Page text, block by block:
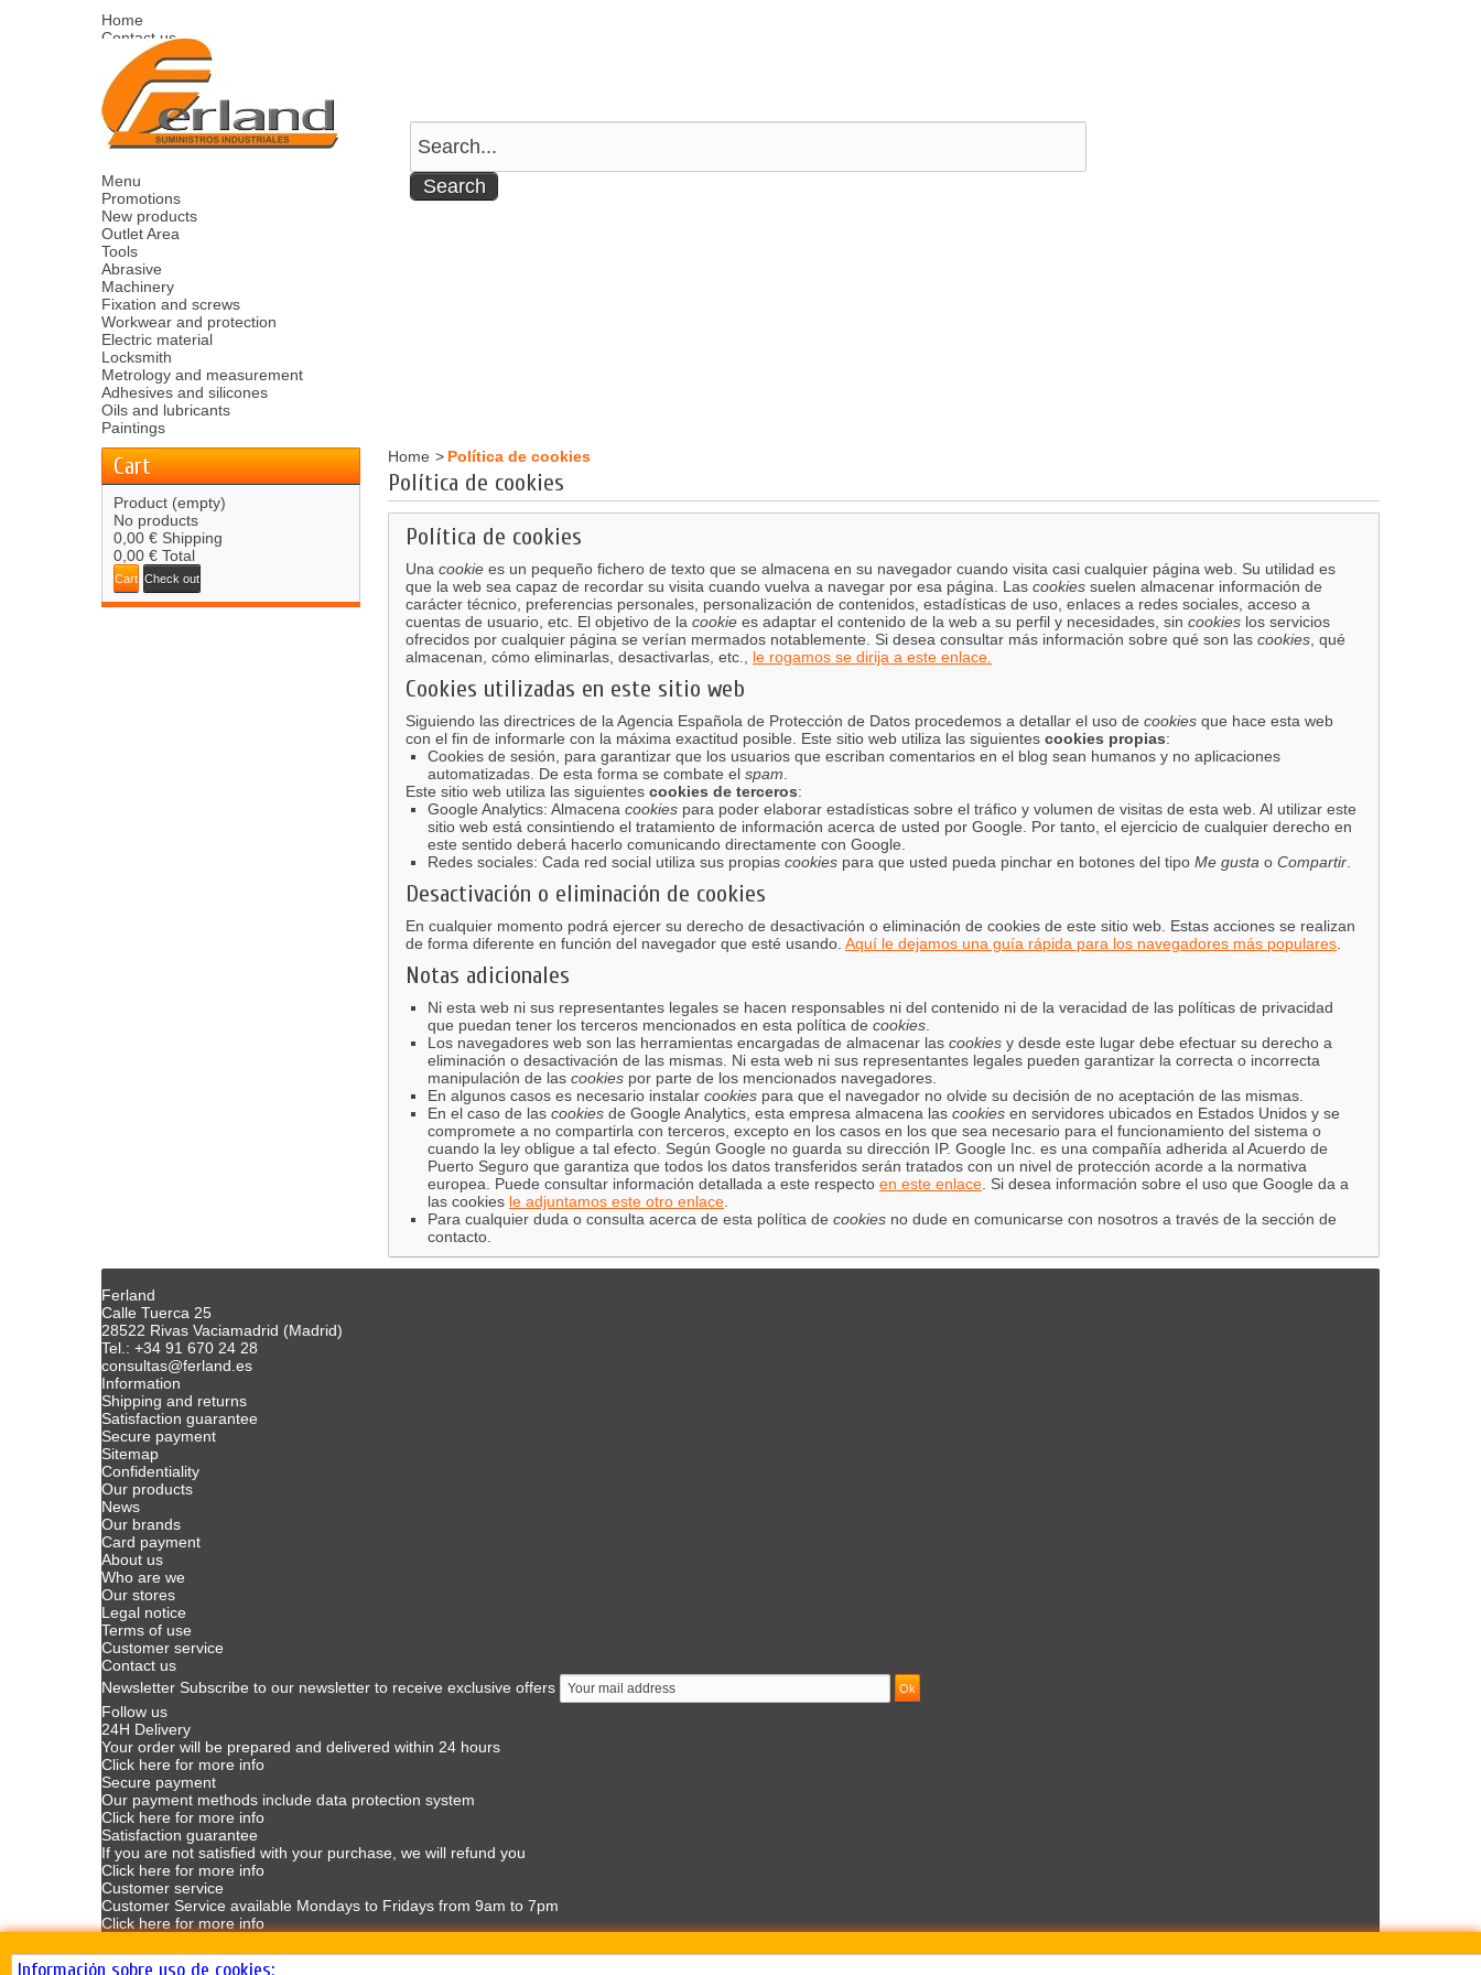
Home
Contact us
Sitemap
Español
Welcome Log in
Your cart 0product0.00 €
Menu
Promotions
New products
Outlet Area
Tools
Abrasive
Machinery
Fixation and screws
Workwear and protection
Electric material
Locksmith
Metrology and measurement
Adhesives and silicones
Oils and lubricants
Paintings
Cart
Product (empty)
No products
0,00 € Shipping
0,00 € Total
Cart Check out
Home > Política de cookies
Política de cookies
Política de cookies
Una cookie es un pequeño fichero de texto que se almacena en su navegador cuando visita casi cualquier página web. Su utilidad es
que la web sea capaz de recordar su visita cuando vuelva a navegar por esa página. Las cookies suelen almacenar información de
carácter técnico, preferencias personales, personalización de contenidos, estadísticas de uso, enlaces a redes sociales, acceso a
cuentas de usuario, etc. El objetivo de la cookie es adaptar el contenido de la web a su perfil y necesidades, sin cookies los servicios
ofrecidos por cualquier página se verían mermados notablemente. Si desea consultar más información sobre qué son las cookies , qué
almacenan, cómo eliminarlas, desactivarlas, etc., le rogamos se dirija a este enlace.
Cookies utilizadas en este sitio web
Siguiendo las directrices de la Agencia Española de Protección de Datos procedemos a detallar el uso de cookies que hace esta web
con el fin de informarle con la máxima exactitud posible. Este sitio web utiliza las siguientes cookies propias:
Cookies de sesión, para garantizar que los usuarios que escriban comentarios en el blog sean humanos y no aplicaciones
automatizadas. De esta forma se combate el spam
Este sitio web utiliza las siguientes cookies de terceros:
Google Analytics: Almacena cookies para poder elaborar estadísticas sobre el tráfico y volumen de visitas de esta web. Al utilizar este
sitio web está consintiendo el tratamiento de información acerca de usted por Google. Por tanto, el ejercicio de cualquier derecho en
este sentido deberá hacerlo comunicando directamente con Google.
Redes sociales: Cada red social utiliza sus propias cookies para que usted pueda pinchar en botones del tipo Me gusta o Compartir
Desactivación o eliminación de cookies
En cualquier momento podrá ejercer su derecho de desactivación o eliminación de cookies de este sitio web. Estas acciones se realizan
de forma diferente en función del navegador que esté usando. Aquí le dejamos una guía rápida para los navegadores más populares
Notas adicionales
Ni esta web ni sus representantes legales se hacen responsables ni del contenido ni de la veracidad de las políticas de privacidad
que puedan tener los terceros mencionados en esta política de cookies
Los navegadores web son las herramientas encargadas de almacenar las cookies y desde este lugar debe efectuar su derecho a
eliminación o desactivación de las mismas. Ni esta web ni sus representantes legales pueden garantizar la correcta o incorrecta
manipulación de las cookies por parte de los mencionados navegadores.
En algunos casos es necesario instalar cookies para que el navegador no olvide su decisión de no aceptación de las mismas.
En el caso de las cookies de Google Analytics, esta empresa almacena las cookies en servidores ubicados en Estados Unidos y se
compromete a no compartirla con terceros, excepto en los casos en los que sea necesario para el funcionamiento del sistema o
cuando la ley obligue a tal efecto. Según Google no guarda su dirección IP. Google Inc. es una compañía adherida al Acuerdo de
Puerto Seguro que garantiza que todos los datos transferidos serán tratados con un nivel de protección acorde a la normativa
europea. Puede consultar información detallada a este respecto en este enlace . Si desea información sobre el uso que Google da a
las cookies le adjuntamos este otro enlace
Para cualquier duda o consulta acerca de esta política de cookies no dude en comunicarse con nosotros a través de la sección de
contacto.
Ferland
Calle Tuerca 25
28522 Rivas Vaciamadrid (Madrid)
Tel.: +34 91 670 24 28
consultas@ferland.es
Information
Shipping and returns
Satisfaction guarantee
Secure payment
Sitemap
Confidentiality
Our products
News
Our brands
Card payment
About us
Who are we
Our stores
Legal notice
Terms of use
Customer service
Contact us
Newsletter Subscribe to our newsletter to receive exclusive offers
Follow us
24H Delivery
Your order will be prepared and delivered within 24 hours
Click here for more info
Secure payment
Our payment methods include data protection system
Click here for more info
Satisfaction guarantee
If you are not satisfied with your purchase, we will refund you
Click here for more info
Customer service
Customer Service available Mondays to Fridays from 9am to 7pm
Click here for more info
Información sobre uso de cookies: